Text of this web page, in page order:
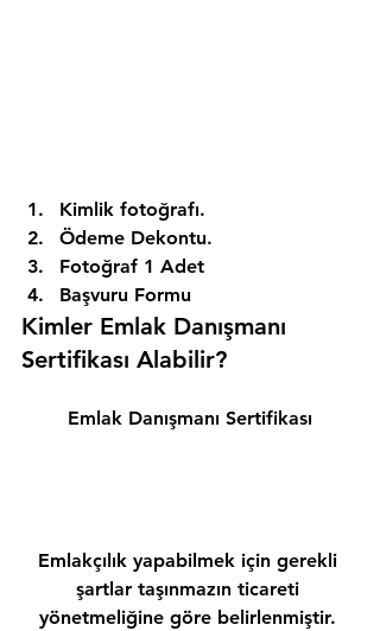
Kimlik fotoğrafı.
Ödeme Dekontu.
Fotoğraf 1 Adet
Başvuru Formu
Kimler Emlak Danışmanı
Sertifikası Alabilir?
Emlak Danışmanı Sertifikası
Emlakçılık yapabilmek için gerekli
şartlar taşınmazın ticareti
yönetmeliğine göre belirlenmiştir.